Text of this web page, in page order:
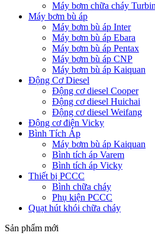
Máy bơm chữa cháy
Máy bơm bù áp
Máy bơm bù áp Inter
Máy bơm bù áp Ebara
Máy bơm bù áp Pentax
Máy bơm bù áp CNP
Máy bơm bù áp Kaiquan
Động Cơ Diesel
Động cơ diesel Cooper
Động cơ diesel Huichai
Động cơ diesel Weifang
Động cơ điện Vicky
Bình Tích Áp
Máy bơm bù áp Kaiquan
Bình tích áp Varem
Bình tích áp Vicky
Thiết bị PCCC
Bình chữa cháy
Phụ kiện PCCC
Quạt hút khói chữa cháy
Sản phẩm mới